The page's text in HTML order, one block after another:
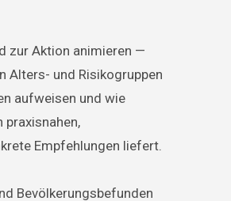
zur Aktion animieren —
Alters- und Risikogruppen
aufweisen und wie
praxisnahen,
Empfehlungen liefert.
Bevölkerungsbefunden